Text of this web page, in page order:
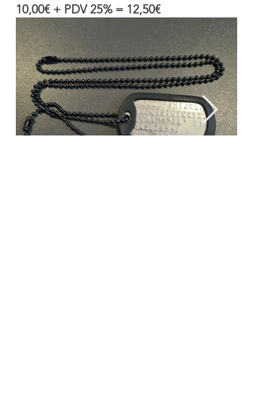
10,00€ + PDV 25% = 12,50€